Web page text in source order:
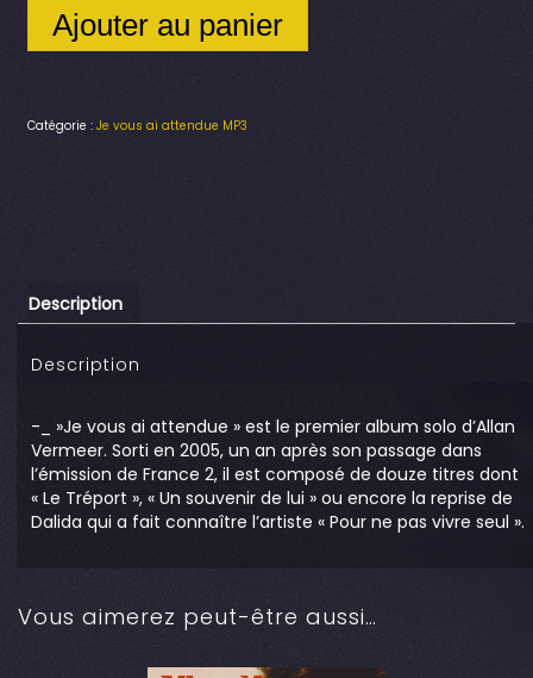
Ajouter au panier
Catégorie :Je vous ai attendue MP3
Description
Description
-_ »Je vous ai attendue » est le premier album solo d’Allan
Vermeer. Sorti en 2005, un an après son passage dans
l’émission de France 2, il est composé de douze titres dont
« Le Tréport », « Un souvenir de lui » ou encore la reprise de
Dalida qui a fait connaître l’artiste « Pour ne pas vivre seul ».
Vous aimerez peut-être aussi…